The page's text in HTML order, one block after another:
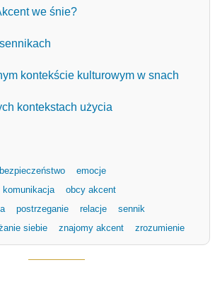
we śnie?
kontekście kulturowym w snach
kontekstach użycia
bezpieczeństwo
emocje
komunikacja
obcy akcent
postrzeganie relacje
sennik
siebie znajomy akcent zrozumienie